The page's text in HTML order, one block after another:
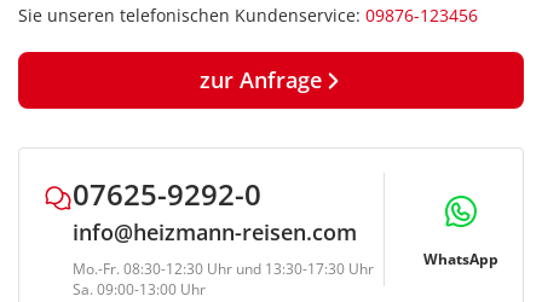
*zzgl. 100% Fremdleistung (Eintrittskarten, Schiff-
Bearbeitungsgebühren in Höhe von € 10,- p.P.
anfallen
Sie unseren telefonischen Kundenservice: 09876-123456
zur Anfrage
07625-9292-0
info@heizmann-reisen.com
Mo.-Fr. 08:30-12:30 Uhr und 13:30-17:30 Uhr
Sa. 09:00-13:00 Uhr
WhatsApp